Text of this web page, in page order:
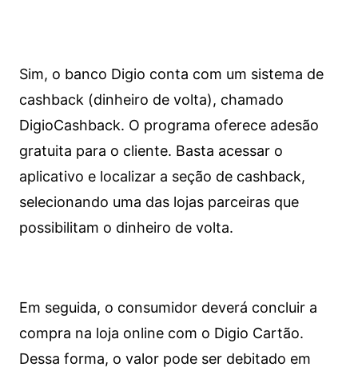
Sim, o banco Digio conta com um sistema de
cashback (dinheiro de volta), chamado
DigioCashback. O programa oferece adesão
gratuita para o cliente. Basta acessar o
aplicativo e localizar a seção de cashback,
selecionando uma das lojas parceiras que
possibilitam o dinheiro de volta.
Em seguida, o consumidor deverá concluir a
compra na loja online com o Digio Cartão.
Dessa forma, o valor pode ser debitado em